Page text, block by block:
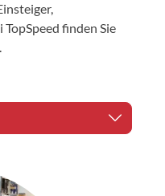
finden Sie